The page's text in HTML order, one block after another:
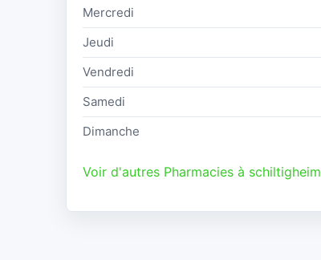
Mercredi
Jeudi
Vendredi
Samedi
Dimanche
Voir d'autres Pharmacies à schiltigheim